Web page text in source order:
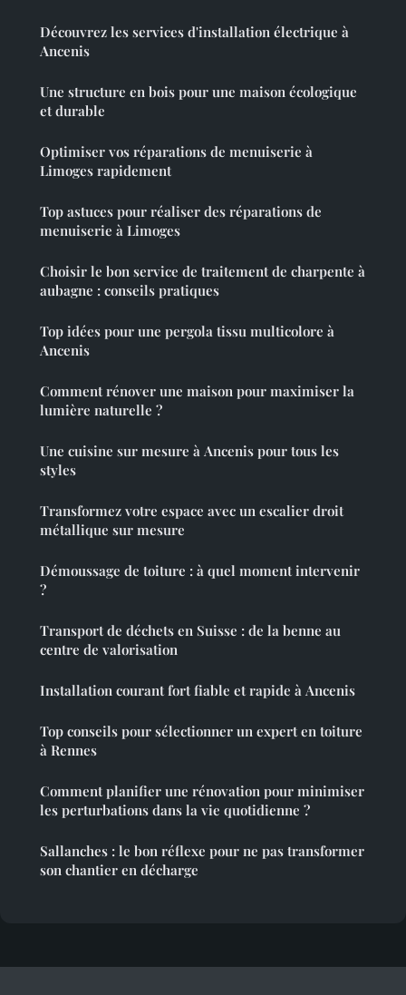
Découvrez les services d'installation électrique à
Ancenis
Une structure en bois pour une maison écologique
et durable
Optimiser vos réparations de menuiserie à
Limoges rapidement
Top astuces pour réaliser des réparations de
menuiserie à Limoges
Choisir le bon service de traitement de charpente à
aubagne : conseils pratiques
Top idées pour une pergola tissu multicolore à
Ancenis
Comment rénover une maison pour maximiser la
lumière naturelle ?
Une cuisine sur mesure à Ancenis pour tous les
styles
Transformez votre espace avec un escalier droit
métallique sur mesure
Démoussage de toiture : à quel moment intervenir
?
Transport de déchets en Suisse : de la benne au
centre de valorisation
Installation courant fort fiable et rapide à Ancenis
Top conseils pour sélectionner un expert en toiture
à Rennes
Comment planifier une rénovation pour minimiser
les perturbations dans la vie quotidienne ?
Sallanches : le bon réflexe pour ne pas transformer
son chantier en décharge